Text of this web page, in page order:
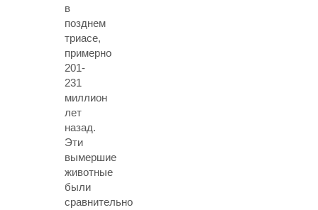
в
позднем
триасе,
примерно
201-
231
миллион
лет
назад.
Эти
вымершие
животные
были
сравнительно